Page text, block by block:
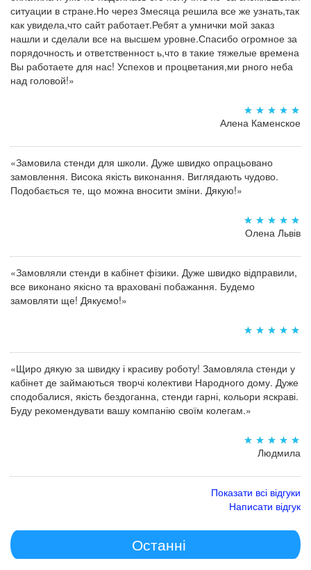
ситуации в стране.Но через 3месяца решила все же узнать,так
как увидела,что сайт работает.Ребят а умнички мой заказ
нашли и сделали все на высшем уровне.Спасибо огромное за
порядочность и ответственност ь,что в такие тяжелые времена
Вы работаете для нас! Успехов и процветания,ми рного неба
над головой!»
Алена Каменское
«Замовила стенди для школи. Дуже швидко опрацьовано
замовлення. Висока якість виконання. Виглядають чудово.
Подобається те, що можна вносити зміни. Дякую!»
Олена Львів
«Замовляли стенди в кабінет фізики. Дуже швидко відправили,
все виконано якісно та враховані побажання. Будемо
замовляти ще! Дякуємо!»
«Щиро дякую за швидку і красиву роботу! Замовляла стенди у
кабінет де займаються творчі колективи Народного дому. Дуже
сподобалися, якість бездоганна, стенди гарні, кольори яскраві.
Буду рекомендувати вашу компанію своїм колегам.»
Людмила
Показати всі відгуки
Написати відгук
Останні